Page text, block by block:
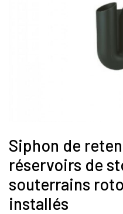
Siphon de
réservoirs de
souterrains
installés